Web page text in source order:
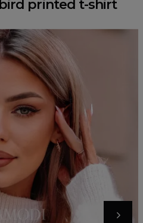
printed t-shirt